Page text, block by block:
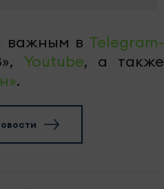
важным в Telegram-
Youtube, а также
.